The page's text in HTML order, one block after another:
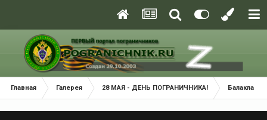
Главная Галерея 28 МАЯ - ДЕНЬ ПОГРАНИЧНИКА! Балаклава